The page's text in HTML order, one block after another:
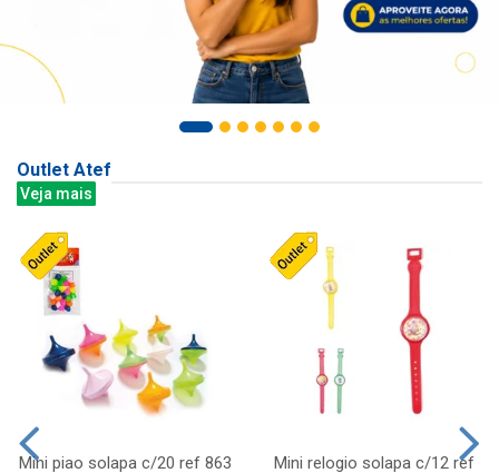
Outlet Atef
Veja mais
Mini piao solapa c/20 ref 863
Mini relogio solapa c/12 ref